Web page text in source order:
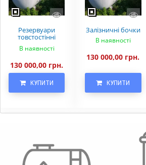
Резервуари
товстостінні
В наявності
130 000,00 грн.
КУПИТИ
Залізничні бочки
В наявності
130 000,00 грн.
КУПИТИ